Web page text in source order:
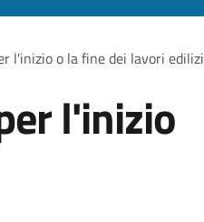
l'inizio o la fine dei lavori edilizi
l'inizio